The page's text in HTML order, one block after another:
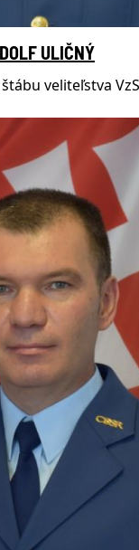
ULIČNÝ
veliteľstva VzS